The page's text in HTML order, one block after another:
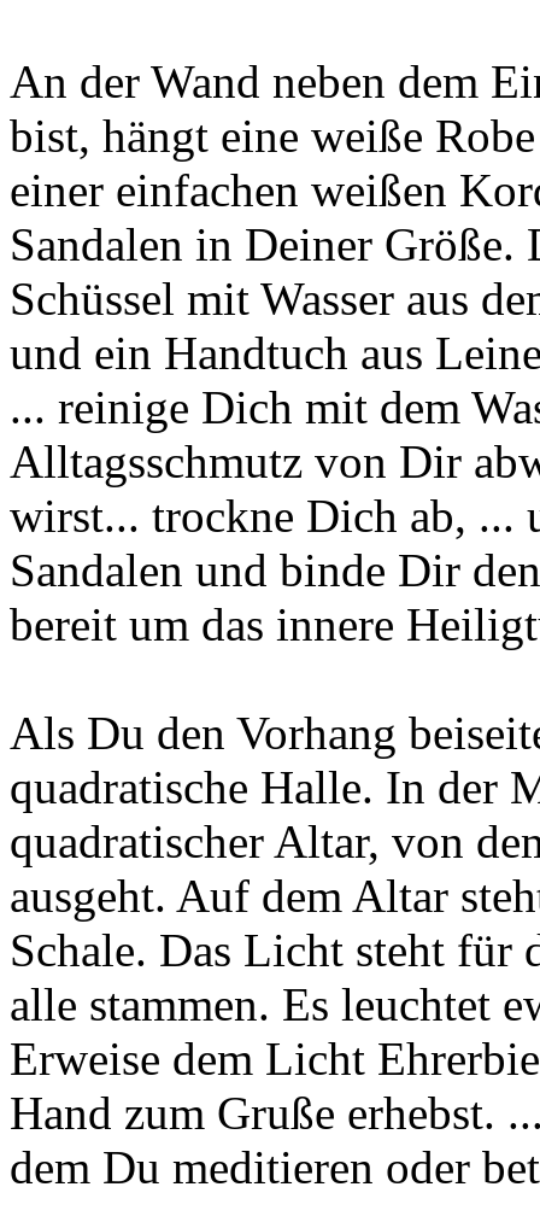
An der Wand neben dem
bist, hängt eine weiße
einer einfachen weißen
Sandalen in Deiner Größe.
Schüssel mit Wasser aus
und ein Handtuch aus
... reinige Dich mit dem
Alltagsschmutz von Dir
wirst... trockne Dich ab, ...
Sandalen und binde Dir
bereit um das innere
Als Du den Vorhang
quadratische Halle. In der
quadratischer Altar, von
ausgeht. Auf dem Altar
Schale. Das Licht steht
alle stammen. Es leuchtet
Erweise dem Licht
Hand zum Gruße erhebst.
dem Du meditieren oder